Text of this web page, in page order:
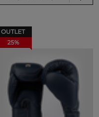
OUTLET
25%